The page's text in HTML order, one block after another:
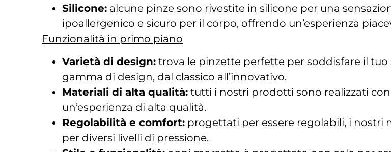
Silicone: alcune pinze sono rivestite in silicone per una
ipoallergenico e sicuro per il corpo, offrendo un’esperienza
Funzionalità in primo piano
Varietà di design: trova le pinzette perfette per soddisfare il
gamma di design, dal classico all’innovativo.
Materiali di alta qualità: tutti i nostri prodotti sono realizzati
un’esperienza di alta qualità.
Regolabilità e comfort: progettati per essere regolabili, i nostri
per diversi livelli di pressione.